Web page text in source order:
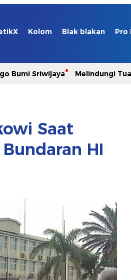
Kolom Blak blakan Pro
Bumi Sriwijaya Melindungi
Saat
HI